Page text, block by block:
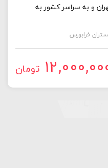
و به سراسر کشور به
فرابورس
تومان